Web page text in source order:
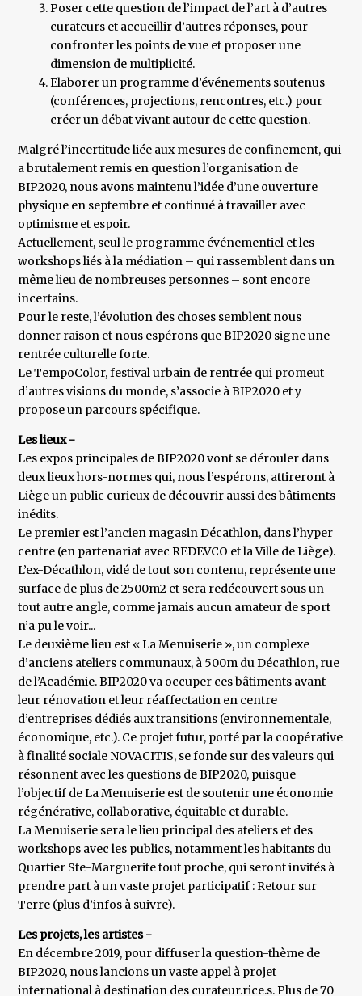
Poser cette question de l’impact de l’art à d’autres
curateurs et accueillir d’autres réponses, pour
confronter les points de vue et proposer une
dimension de multiplicité.
Elaborer un programme d’événements soutenus
(conférences, projections, rencontres, etc.) pour
créer un débat vivant autour de cette question.
Malgré l’incertitude liée aux mesures de confinement, qui
a brutalement remis en question l’organisation de
BIP2020, nous avons maintenu l’idée d’une ouverture
physique en septembre et continué à travailler avec
optimisme et espoir.
Actuellement, seul le programme événementiel et les
workshops liés à la médiation – qui rassemblent dans un
même lieu de nombreuses personnes – sont encore
incertains.
Pour le reste, l’évolution des choses semblent nous
donner raison et nous espérons que BIP2020 signe une
rentrée culturelle forte.
Le TempoColor, festival urbain de rentrée qui promeut
d’autres visions du monde, s’associe à BIP2020 et y
propose un parcours spécifique.
Les lieux -
Les expos principales de BIP2020 vont se dérouler dans
deux lieux hors-normes qui, nous l’espérons, attireront à
Liège un public curieux de découvrir aussi des bâtiments
inédits.
Le premier est l’ancien magasin Décathlon, dans l’hyper
centre (en partenariat avec REDEVCO et la Ville de Liège).
L’ex-Décathlon, vidé de tout son contenu, représente une
surface de plus de 2500m2 et sera redécouvert sous un
tout autre angle, comme jamais aucun amateur de sport
n’a pu le voir...
Le deuxième lieu est « La Menuiserie », un complexe
d’anciens ateliers communaux, à 500m du Décathlon, rue
de l’Académie. BIP2020 va occuper ces bâtiments avant
leur rénovation et leur réaffectation en centre
d’entreprises dédiés aux transitions (environnementale,
économique, etc.). Ce projet futur, porté par la coopérative
à finalité sociale NOVACITIS, se fonde sur des valeurs qui
résonnent avec les questions de BIP2020, puisque
l’objectif de La Menuiserie est de soutenir une économie
régénérative, collaborative, équitable et durable.
La Menuiserie sera le lieu principal des ateliers et des
workshops avec les publics, notamment les habitants du
Quartier Ste-Marguerite tout proche, qui seront invités à
prendre part à un vaste projet participatif : Retour sur
Terre (plus d’infos à suivre).
Les projets, les artistes -
En décembre 2019, pour diffuser la question-thème de
BIP2020, nous lancions un vaste appel à projet
international à destination des curateur.rice.s. Plus de 70